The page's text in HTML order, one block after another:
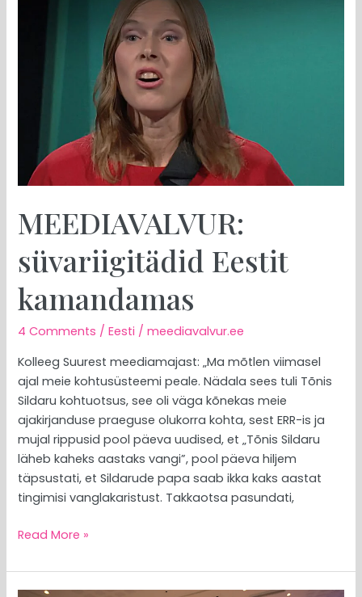
MEEDIAVALVUR:
süvariigitädid Eestit
kamandamas
4 Comments /Eesti /meediavalvur.ee
Kolleeg Suurest meediamajast: „Ma mõtlen viimasel
ajal meie kohtusüsteemi peale. Nädala sees tuli Tõnis
Sildaru kohtuotsus, see oli väga kõnekas meie
ajakirjanduse praeguse olukorra kohta, sest ERR-is ja
mujal rippusid pool päeva uudised, et „Tõnis Sildaru
läheb kaheks aastaks vangi”, pool päeva hiljem
täpsustati, et Sildarude papa saab ikka kaks aastat
tingimisi vanglakaristust. Takkaotsa pasundati,
Read More »